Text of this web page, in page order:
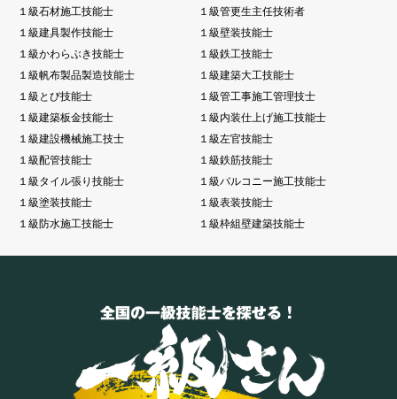
１級石材施工技能士
１級管更生主任技術者
１級建具製作技能士
１級壁装技能士
１級かわらぶき技能士
１級鉄工技能士
１級帆布製品製造技能士
１級建築大工技能士
１級とび技能士
１級管工事施工管理技士
１級建築板金技能士
１級内装仕上げ施工技能士
１級建設機械施工技士
１級左官技能士
１級配管技能士
１級鉄筋技能士
１級タイル張り技能士
１級バルコニー施工技能士
１級塗装技能士
１級表装技能士
１級防水施工技能士
１級枠組壁建築技能士